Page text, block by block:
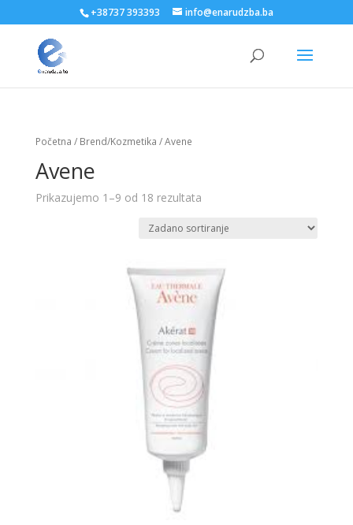
+38737 393393 info@enarudzba.ba
Početna / Brend/Kozmetika / Avene
Avene
Prikazujemo 1–9 od 18 rezultata